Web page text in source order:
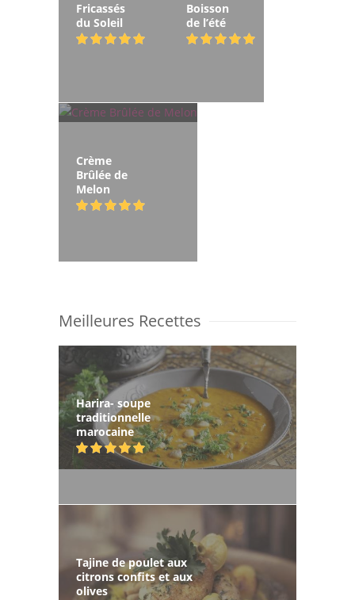
Fricassés
du Soleil
Boisson
de l’été
Crème
Brûlée de
Melon
Meilleures Recettes
Harira- soupe
traditionnelle
marocaine
Tajine de poulet aux
citrons confits et aux
olives